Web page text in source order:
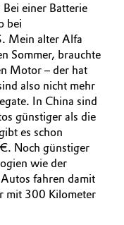
einer Batterie
bei
Mein alter Alfa
Sommer, brauchte
Motor – der hat
also nicht mehr
In China sind
günstiger als die
es schon
Noch günstiger
wie der
fahren damit
mit 300 Kilometer